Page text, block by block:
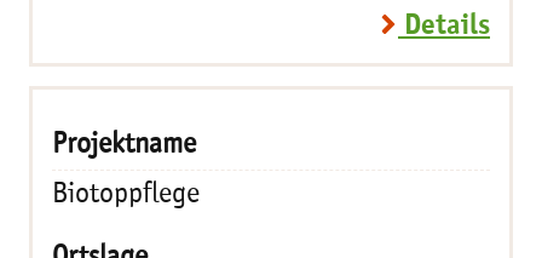
Details
Biotoppflege